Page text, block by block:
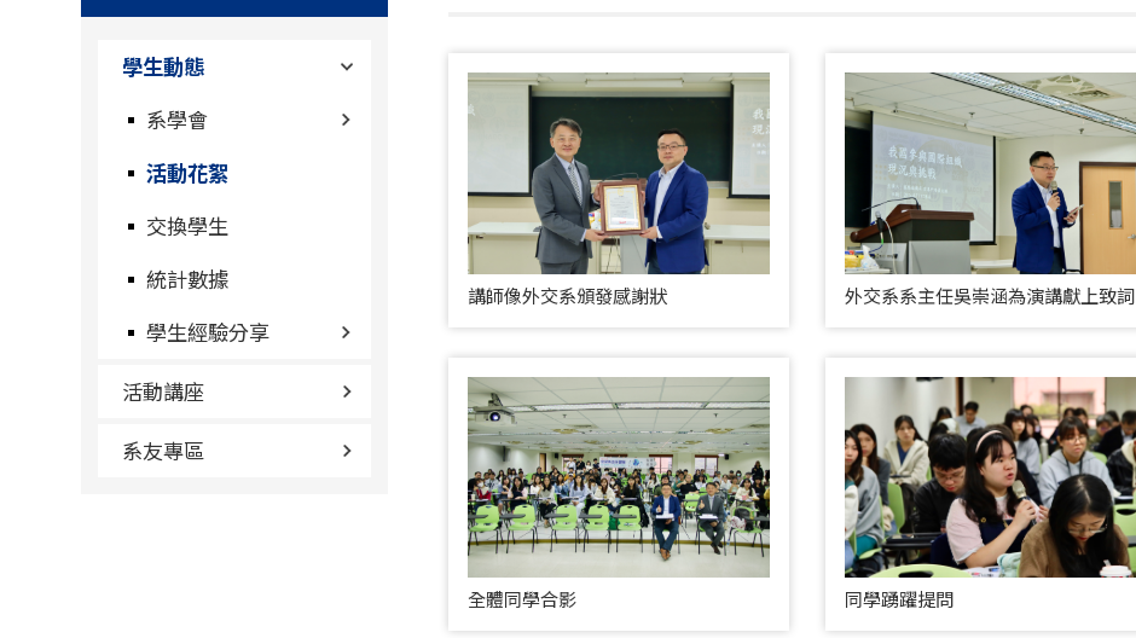
學生動態
系學會
活動花絮
交換學生
統計數據
學生經驗分享
活動講座
系友專區
講師像外交系頒發感謝狀 外交系系主任吳崇涵為演講獻上致詞
全體同學合影 同學踴躍提問